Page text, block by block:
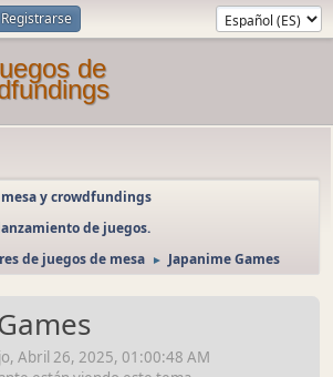
Registrarse
y crowdfundings
de juegos.
de juegos de mesa ► Japanime Games
Abril 26, 2025, 01:00:48 AM